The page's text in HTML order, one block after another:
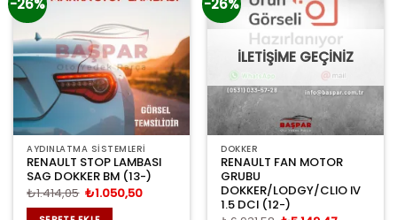
-26%
AYDINLATMA SİSTEMLERİ
RENAULT STOP LAMBASI
SAG DOKKER BM (13-)
₺1.414,05 Orijinal
fiyat:
₺1.414,05.
₺1.050,50Şu
-26%
İLETİŞİME GEÇİNİZ
DOKKER
RENAULT FAN MOTOR
GRUBU
DOKKER/LODGY/CLIO IV
1.5 DCI (12-)